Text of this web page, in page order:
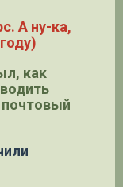
А ну-ка,
как
почтовый